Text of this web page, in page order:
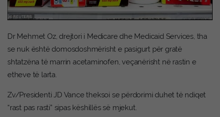
Dr Mehmet Oz, drejtori i Medicare dhe Medicaid Services, tha
se nuk është domosdoshmërisht e pasigurt për gratë
shtatzëna të marrin acetaminofen, veçanërisht në rastin e
etheve të larta.
Zv/Presidenti JD Vance theksoi se përdorimi duhet të ndiqet
“rast pas rasti” sipas këshillës së mjekut.